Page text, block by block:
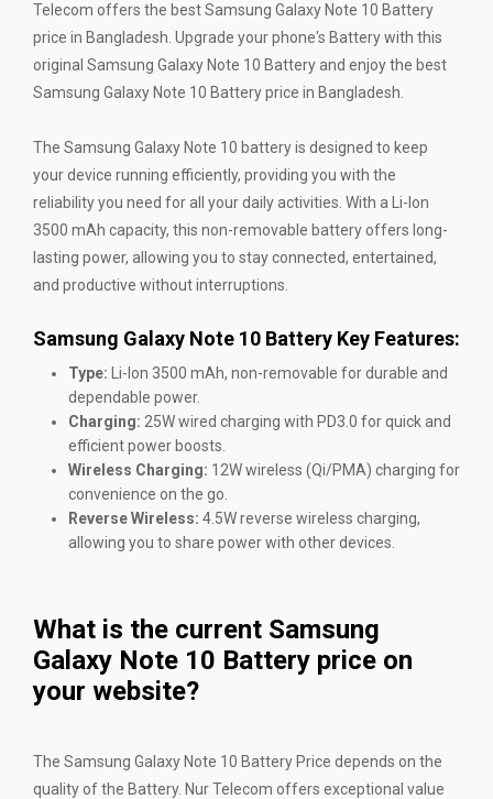
Telecom offers the best Samsung Galaxy Note 10 Battery
price in Bangladesh. Upgrade your phone's Battery with this
original Samsung Galaxy Note 10 Battery and enjoy the best
Samsung Galaxy Note 10 Battery price in Bangladesh.
The Samsung Galaxy Note 10 battery is designed to keep
your device running efficiently, providing you with the
reliability you need for all your daily activities. With a Li-Ion
3500 mAh capacity, this non-removable battery offers long-
lasting power, allowing you to stay connected, entertained,
and productive without interruptions.
Samsung Galaxy Note 10 Battery Key Features:
Type: Li-Ion 3500 mAh, non-removable for durable and
dependable power.
Charging: 25W wired charging with PD3.0 for quick and
efficient power boosts.
Wireless Charging: 12W wireless (Qi/PMA) charging for
convenience on the go.
Reverse Wireless: 4.5W reverse wireless charging,
allowing you to share power with other devices.
What is the current Samsung
Galaxy Note 10 Battery price on
your website?
The Samsung Galaxy Note 10 Battery Price depends on the
quality of the Battery. Nur Telecom offers exceptional value